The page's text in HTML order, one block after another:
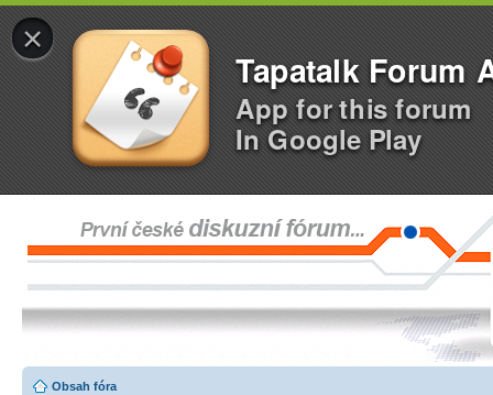
×
Tapatalk Forum
App for this forum
In Google Play
Obsah fóra